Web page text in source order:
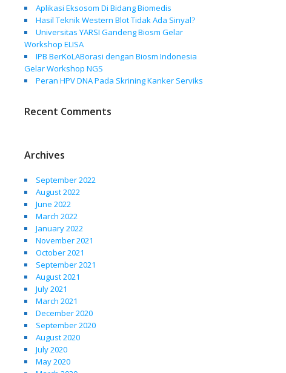
Aplikasi Eksosom Di Bidang Biomedis
Hasil Teknik Western Blot Tidak Ada Sinyal?
Universitas YARSI Gandeng Biosm Gelar
Workshop ELISA
IPB BerKoLABorasi dengan Biosm Indonesia
Gelar Workshop NGS
Peran HPV DNA Pada Skrining Kanker Serviks
Recent Comments
Archives
September 2022
August 2022
June 2022
March 2022
January 2022
November 2021
October 2021
September 2021
August 2021
July 2021
March 2021
December 2020
September 2020
August 2020
July 2020
May 2020